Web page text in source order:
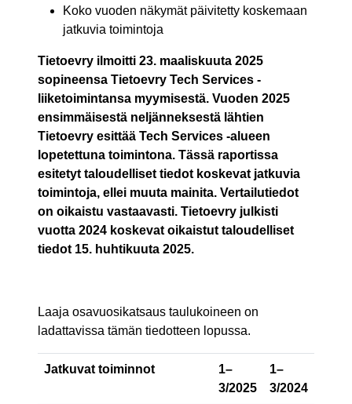
Koko vuoden näkymät päivitetty koskemaan
jatkuvia toimintoja
Tietoevry ilmoitti 23. maaliskuuta 2025
sopineensa Tietoevry Tech Services -
liiketoimintansa myymisestä. Vuoden 2025
ensimmäisestä neljänneksestä lähtien
Tietoevry esittää Tech Services -alueen
lopetettuna toimintona. Tässä raportissa
esitetyt taloudelliset tiedot koskevat jatkuvia
toimintoja, ellei muuta mainita. Vertailutiedot
on oikaistu vastaavasti. Tietoevry julkisti
vuotta 2024 koskevat oikaistut taloudelliset
tiedot 15. huhtikuuta 2025.
Laaja osavuosikatsaus taulukoineen on
ladattavissa tämän tiedotteen lopussa.
Jatkuvat toiminnot
1–
3/2025
1–
3/2024